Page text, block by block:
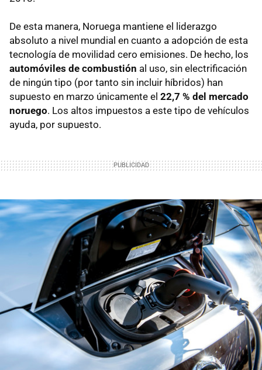
De esta manera, Noruega mantiene el liderazgo
absoluto a nivel mundial en cuanto a adopción de esta
tecnología de movilidad cero emisiones. De hecho, los
automóviles de combustión al uso, sin electrificación
de ningún tipo (por tanto sin incluir híbridos) han
supuesto en marzo únicamente el 22,7 % del mercado
noruego. Los altos impuestos a este tipo de vehículos
ayuda, por supuesto.